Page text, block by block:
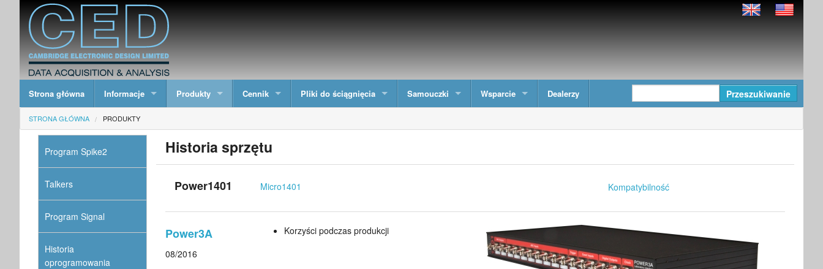
Strona główna Informacje Produkty Cennik Pliki do ściągnięcia Samouczki Wsparcie Dealerzy
STRONA GŁÓWNA PRODUKTY
Historia sprzętu
Power1401 Micro1401 Kompatybilność
Power3A
08/2016
Korzyści podczas produkcji
Program Spike2
Talkers
Program Signal
Historia
oprogramowania